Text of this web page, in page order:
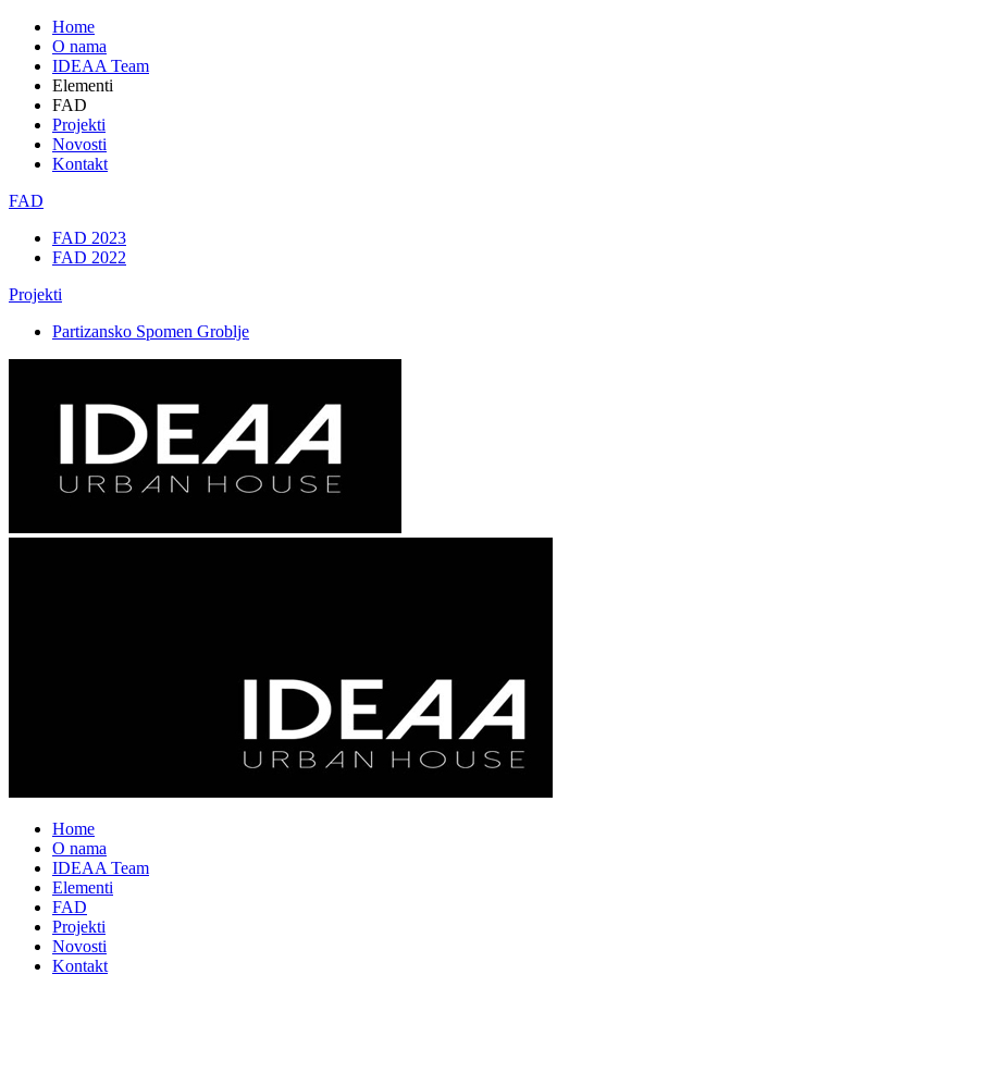
Home
O nama
IDEAA Team
Elementi
FAD
Projekti
Novosti
Kontakt
FAD
FAD 2023
FAD 2022
Projekti
Partizansko Spomen Groblje
Home
O nama
IDEAA Team
Elementi
FAD
Projekti
Novosti
Kontakt